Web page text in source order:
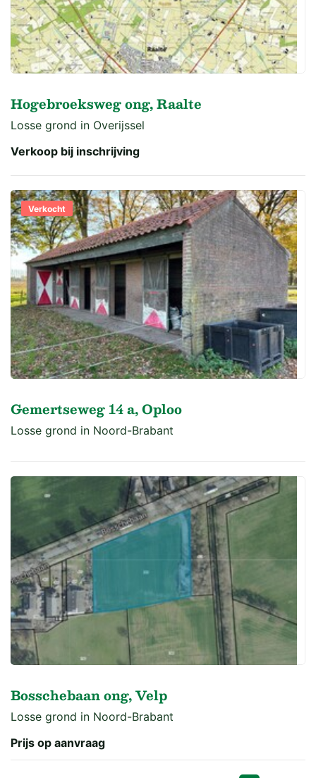
Hogebroeksweg ong, Raalte
Losse grond in Overijssel
Verkoop bij inschrijving
Verkocht
Gemertseweg 14 a, Oploo
Losse grond in Noord-Brabant
Bosschebaan ong, Velp
Losse grond in Noord-Brabant
Prijs op aanvraag